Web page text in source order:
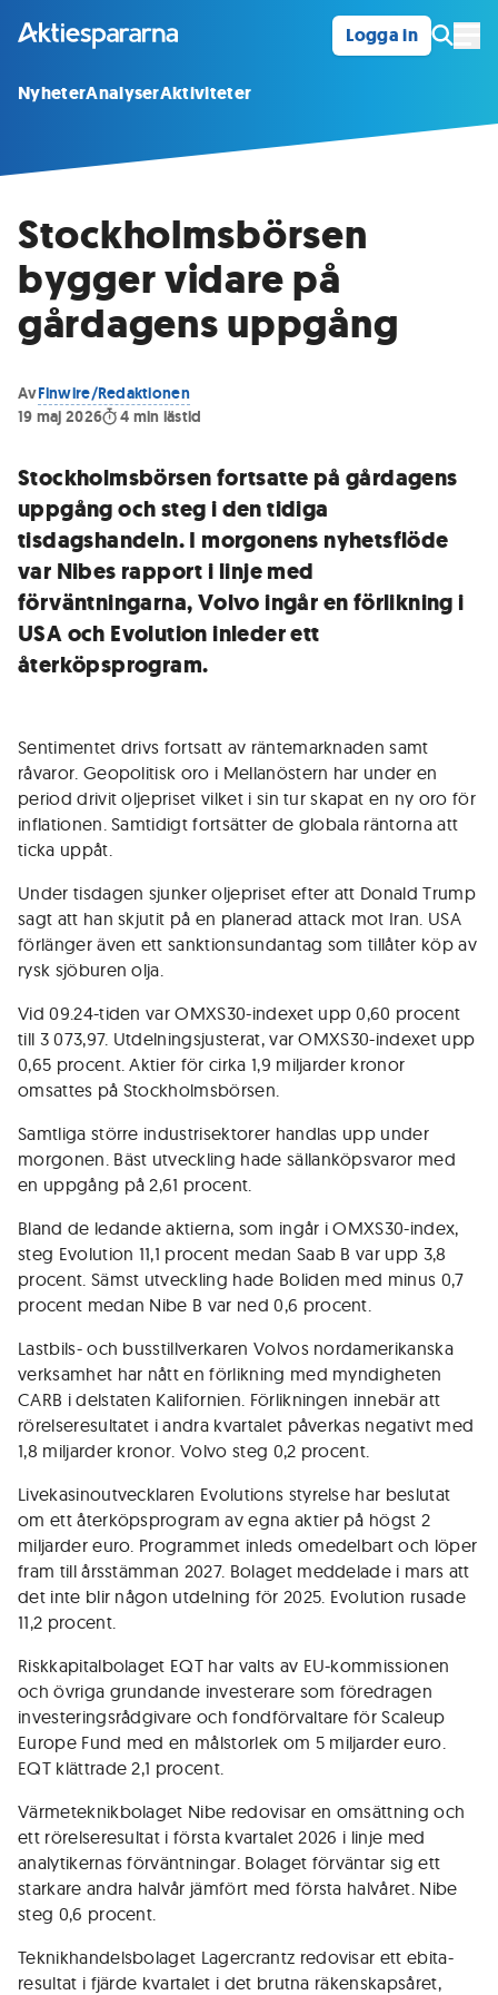
Logga in
NyheterAnalyserAktiviteter
Stockholmsbörsen
bygger vidare på
gårdagens uppgång
AvFinwire/Redaktionen
19 maj 2026
4 min lästid
Stockholmsbörsen fortsatte på gårdagens
uppgång och steg i den tidiga
tisdagshandeln. I morgonens nyhetsflöde
var Nibes rapport i linje med
förväntningarna, Volvo ingår en förlikning i
USA och Evolution inleder ett
återköpsprogram.
Sentimentet drivs fortsatt av räntemarknaden samt
råvaror. Geopolitisk oro i Mellanöstern har under en
period drivit oljepriset vilket i sin tur skapat en ny oro för
inflationen. Samtidigt fortsätter de globala räntorna att
ticka uppåt.
Under tisdagen sjunker oljepriset efter att Donald Trump
sagt att han skjutit på en planerad attack mot Iran. USA
förlänger även ett sanktionsundantag som tillåter köp av
rysk sjöburen olja.
Vid 09.24-tiden var OMXS30-indexet upp 0,60 procent
till 3 073,97. Utdelningsjusterat, var OMXS30-indexet upp
0,65 procent. Aktier för cirka 1,9 miljarder kronor
omsattes på Stockholmsbörsen.
Samtliga större industrisektorer handlas upp under
morgonen. Bäst utveckling hade sällanköpsvaror med
en uppgång på 2,61 procent.
Bland de ledande aktierna, som ingår i OMXS30-index,
steg Evolution 11,1 procent medan Saab B var upp 3,8
procent. Sämst utveckling hade Boliden med minus 0,7
procent medan Nibe B var ned 0,6 procent.
Lastbils- och busstillverkaren Volvos nordamerikanska
verksamhet har nått en förlikning med myndigheten
CARB i delstaten Kalifornien. Förlikningen innebär att
rörelseresultatet i andra kvartalet påverkas negativt med
1,8 miljarder kronor. Volvo steg 0,2 procent.
Livekasinoutvecklaren Evolutions styrelse har beslutat
om ett återköpsprogram av egna aktier på högst 2
miljarder euro. Programmet inleds omedelbart och löper
fram till årsstämman 2027. Bolaget meddelade i mars att
det inte blir någon utdelning för 2025. Evolution rusade
11,2 procent.
Riskkapitalbolaget EQT har valts av EU-kommissionen
och övriga grundande investerare som föredragen
investeringsrådgivare och fondförvaltare för Scaleup
Europe Fund med en målstorlek om 5 miljarder euro.
EQT klättrade 2,1 procent.
Värmeteknikbolaget Nibe redovisar en omsättning och
ett rörelseresultat i första kvartalet 2026 i linje med
analytikernas förväntningar. Bolaget förväntar sig ett
starkare andra halvår jämfört med första halvåret. Nibe
steg 0,6 procent.
Teknikhandelsbolaget Lagercrantz redovisar ett ebita-
resultat i fjärde kvartalet i det brutna räkenskapsåret,